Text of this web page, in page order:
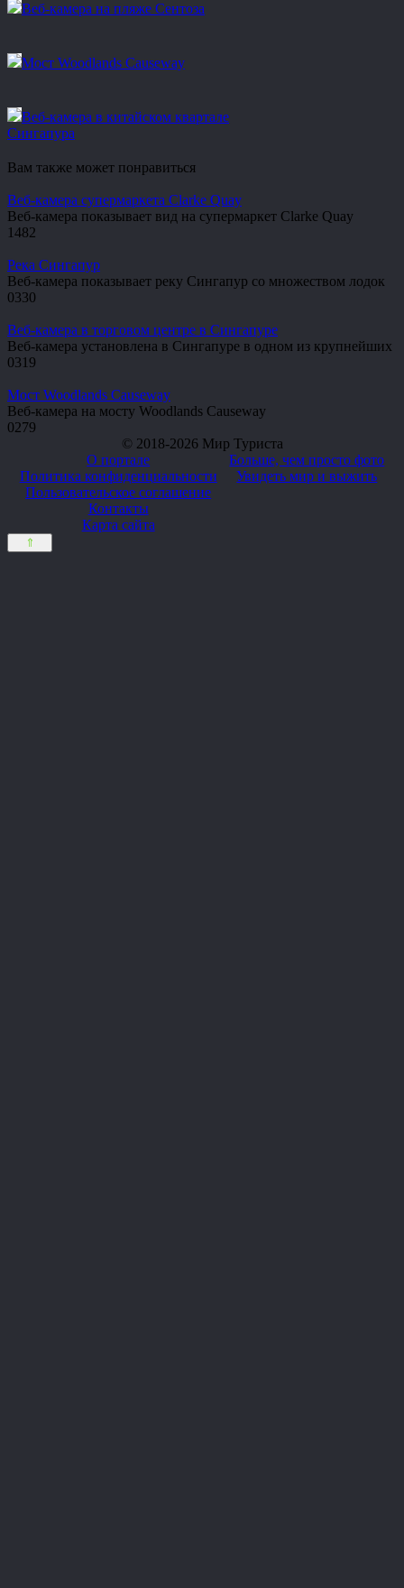
Веб-камера на пляже Сентоза
Мост Woodlands Causeway
Веб-камера в китайском квартале
Сингапура
Вам также может понравиться
Веб-камера супермаркета Clarke Quay
Веб-камера показывает вид на супермаркет Clarke Quay
1482
Река Сингапур
Веб-камера показывает реку Сингапур со множеством лодок
0330
Веб-камера в торговом центре в Сингапуре
Веб-камера установлена в Сингапуре в одном из крупнейших
0319
Мост Woodlands Causeway
Веб-камера на мосту Woodlands Causeway
0279
© 2018-2026 Мир Туриста
О портале
Политика конфиденциальности
Пользовательское соглашение
Контакты
Карта сайта
Больше, чем просто фото
Увидеть мир и выжить